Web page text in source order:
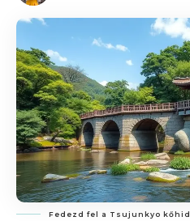
Fedezd fel a Tsujunkyo